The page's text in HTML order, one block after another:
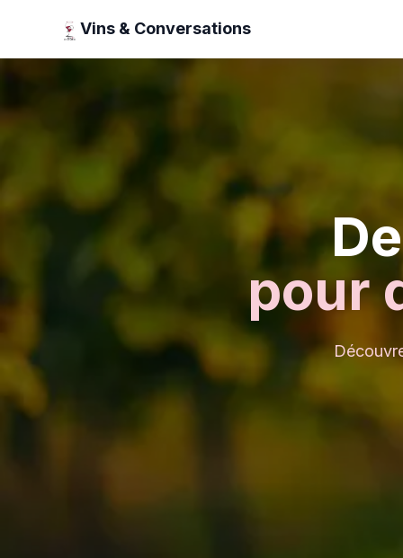
Vins & Conversations
pour